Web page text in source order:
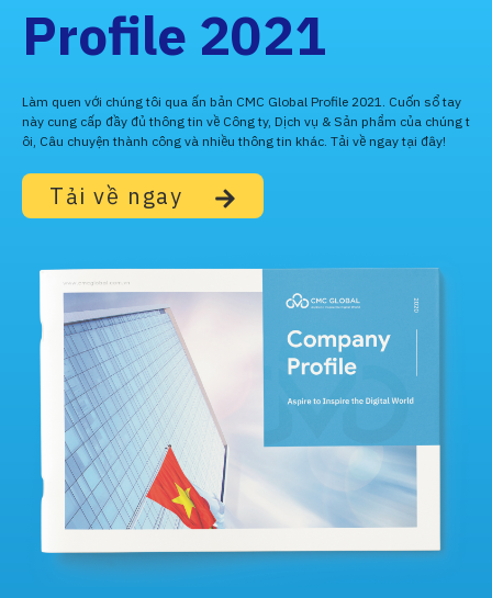
Profile 2021
Làm quen với chúng tôi qua ấn bản CMC Global Profile 2021. Cuốn sổ tay
này cung cấp đầy đủ thông tin về Công ty, Dịch vụ & Sản phẩm của chúng t
ôi, Câu chuyện thành công và nhiều thông tin khác. Tải về ngay tại đây!
Tải về ngay